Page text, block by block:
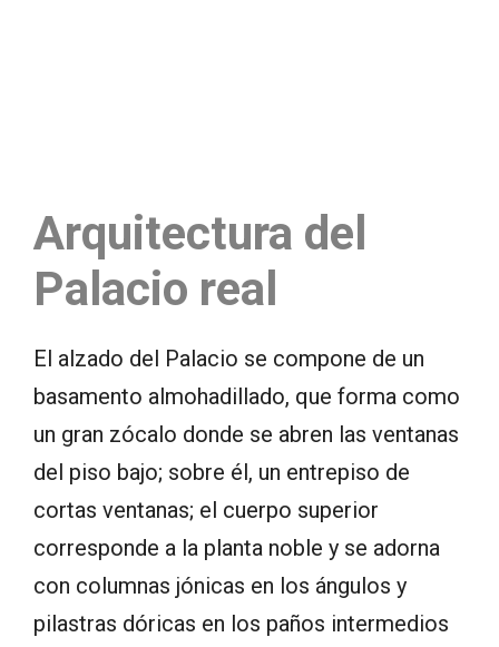
Arquitectura del
Palacio real
El alzado del Palacio se compone de un
basamento almohadillado, que forma como
un gran zócalo donde se abren las ventanas
del piso bajo; sobre él, un entrepiso de
cortas ventanas; el cuerpo superior
corresponde a la planta noble y se adorna
con columnas jónicas en los ángulos y
pilastras dóricas en los paños intermedios